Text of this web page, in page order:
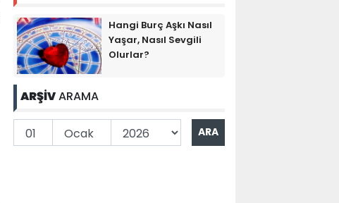
Hangi Burç Aşkı Nasıl
Yaşar, Nasıl Sevgili
Olurlar?
ARŞİVARAMA